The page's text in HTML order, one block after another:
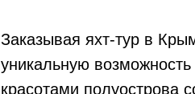
Заказывая яхт-тур в
уникальную
красотами полуострова